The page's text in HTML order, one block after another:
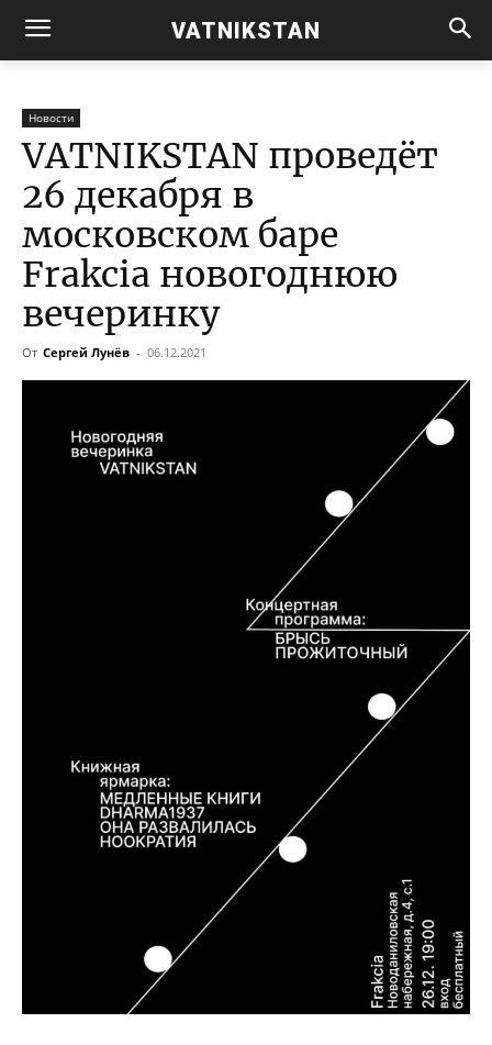
VATNIKSTAN
Новости
VATNIKSTAN проведёт
26 декабря в
московском баре
Frakcia новогоднюю
вечеринку
От Сергей Лунёв - 06.12.2021